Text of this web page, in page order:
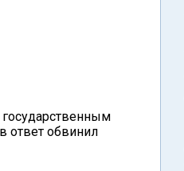
ответ обвинил